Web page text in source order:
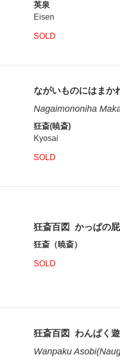
英泉
Eisen
SOLD
ながいものにはまか
Nagaimononiha
狂斎(暁斎)
Kyosai
SOLD
狂斎百図 かっぱの屁
狂斎（暁斎）
SOLD
狂斎百図 わんぱく
Wanpaku